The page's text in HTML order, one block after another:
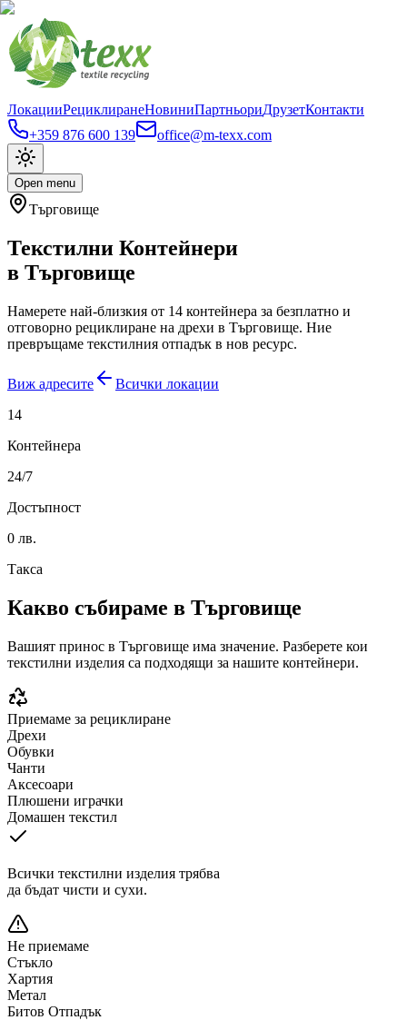
ЛокацииРециклиранеНовиниПартньориДрузетКонтакти
+359 876 600 139
office@m-texx.com
Open menu
Търговище
Текстилни Контейнери
в Търговище
Намерете най-близкия от 14 контейнера за безплатно и
отговорно рециклиране на дрехи в Търговище. Ние
превръщаме текстилния отпадък в нов ресурс.
Виж адресите
Всички локации
14
Контейнера
24/7
Достъпност
0 лв.
Такса
Какво събираме в Търговище
Вашият принос в Търговище има значение. Разберете кои
текстилни изделия са подходящи за нашите контейнери.
Приемаме за рециклиране
Дрехи
Обувки
Чанти
Аксесоари
Плюшени играчки
Домашен текстил
Всички текстилни изделия трябва
да бъдат чисти и сухи.
Не приемаме
Стъкло
Хартия
Метал
Битов Отпадък